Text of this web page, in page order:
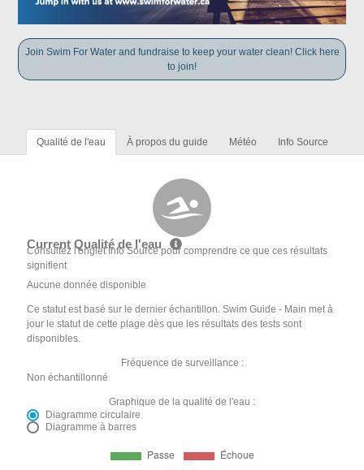
Join Swim For Water and fundraise to keep your water clean! Click here
to join!
Qualité de l'eau À propos du guide Météo Info Source
Current Qualité de l'eau
Consultez l'onglet Info Source pour comprendre ce que ces résultats
signifient
Aucune donnée disponible
Ce statut est basé sur le dernier échantillon. Swim Guide - Main met à
jour le statut de cette plage dès que les résultats des tests sont
disponibles.
Fréquence de surveillance :
Non échantillonné
Graphique de la qualité de l'eau :
Diagramme circulaire
Diagramme à barres